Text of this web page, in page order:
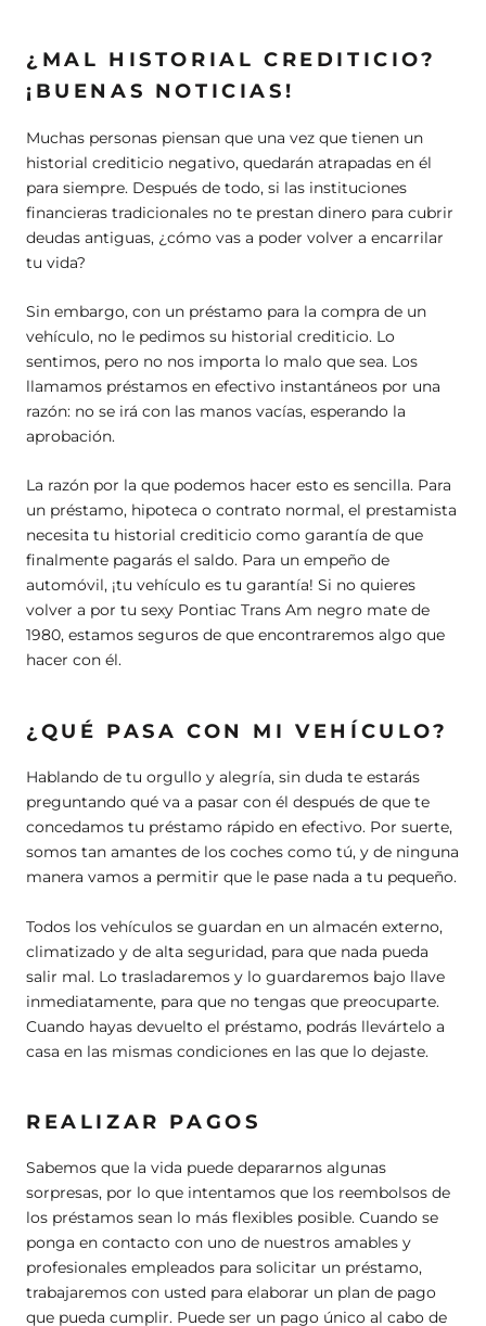
¿MAL HISTORIAL CREDITICIO?
¡BUENAS NOTICIAS!
Muchas personas piensan que una vez que tienen un
historial crediticio negativo, quedarán atrapadas en él
para siempre. Después de todo, si las instituciones
financieras tradicionales no te prestan dinero para cubrir
deudas antiguas, ¿cómo vas a poder volver a encarrilar
tu vida?
Sin embargo, con un préstamo para la compra de un
vehículo, no le pedimos su historial crediticio. Lo
sentimos, pero no nos importa lo malo que sea. Los
llamamos préstamos en efectivo instantáneos por una
razón: no se irá con las manos vacías, esperando la
aprobación.
La razón por la que podemos hacer esto es sencilla. Para
un préstamo, hipoteca o contrato normal, el prestamista
necesita tu historial crediticio como garantía de que
finalmente pagarás el saldo. Para un empeño de
automóvil, ¡tu vehículo es tu garantía! Si no quieres
volver a por tu sexy Pontiac Trans Am negro mate de
1980, estamos seguros de que encontraremos algo que
hacer con él.
¿QUÉ PASA CON MI VEHÍCULO?
Hablando de tu orgullo y alegría, sin duda te estarás
preguntando qué va a pasar con él después de que te
concedamos tu préstamo rápido en efectivo. Por suerte,
somos tan amantes de los coches como tú, y de ninguna
manera vamos a permitir que le pase nada a tu pequeño.
Todos los vehículos se guardan en un almacén externo,
climatizado y de alta seguridad, para que nada pueda
salir mal. Lo trasladaremos y lo guardaremos bajo llave
inmediatamente, para que no tengas que preocuparte.
Cuando hayas devuelto el préstamo, podrás llevártelo a
casa en las mismas condiciones en las que lo dejaste.
REALIZAR PAGOS
Sabemos que la vida puede depararnos algunas
sorpresas, por lo que intentamos que los reembolsos de
los préstamos sean lo más flexibles posible. Cuando se
ponga en contacto con uno de nuestros amables y
profesionales empleados para solicitar un préstamo,
trabajaremos con usted para elaborar un plan de pago
que pueda cumplir. Puede ser un pago único al cabo de